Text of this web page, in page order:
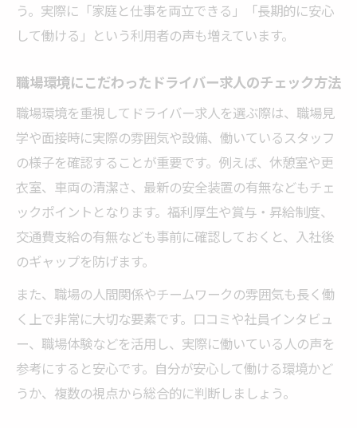
う。実際に「家庭と仕事を両立できる」「長期的に安心
して働ける」という利用者の声も増えています。
職場環境にこだわったドライバー求人のチェック方法
職場環境を重視してドライバー求人を選ぶ際は、職場見
学や面接時に実際の雰囲気や設備、働いているスタッフ
の様子を確認することが重要です。例えば、休憩室や更
衣室、車両の清潔さ、最新の安全装置の有無などもチェ
ックポイントとなります。福利厚生や賞与・昇給制度、
交通費支給の有無なども事前に確認しておくと、入社後
のギャップを防げます。
また、職場の人間関係やチームワークの雰囲気も長く働
く上で非常に大切な要素です。口コミや社員インタビュ
ー、職場体験などを活用し、実際に働いている人の声を
参考にすると安心です。自分が安心して働ける環境かど
うか、複数の視点から総合的に判断しましょう。